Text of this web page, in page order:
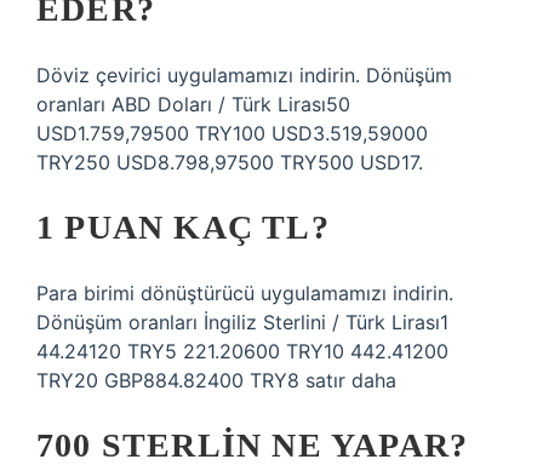
EDER?
Döviz çevirici uygulamamızı indirin. Dönüşüm
oranları ABD Doları / Türk Lirası50
USD1.759,79500 TRY100 USD3.519,59000
TRY250 USD8.798,97500 TRY500 USD17.
1 PUAN KAÇ TL?
Para birimi dönüştürücü uygulamamızı indirin.
Dönüşüm oranları İngiliz Sterlini / Türk Lirası1
44.24120 TRY5 221.20600 TRY10 442.41200
TRY20 GBP884.82400 TRY8 satır daha
700 STERLIN NE YAPAR?